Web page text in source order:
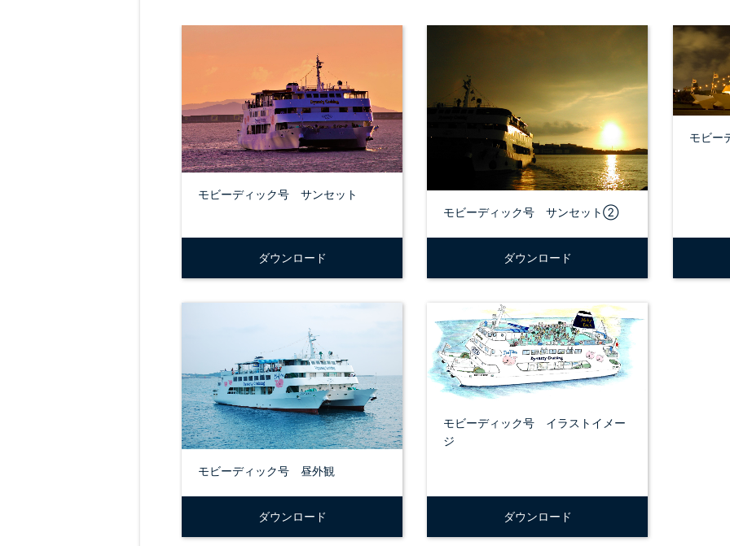
モビーディック号 サンセット
ダウンロード
モビーディック号 サンセット②
ダウンロード
モビー
モビーディック号 昼外観
ダウンロード
モビーディック号 イラストイメー
ジ
ダウンロード